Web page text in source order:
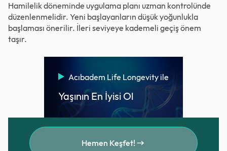
Hamilelik döneminde uygulama planı uzman kontrolünde
düzenlenmelidir. Yeni başlayanların düşük yoğunlukla
başlaması önerilir. İleri seviyeye kademeli geçiş önem
taşır.
Acıbadem Life Longevity ile
Yaşının En İyisi Ol
Hemen Keşfet!